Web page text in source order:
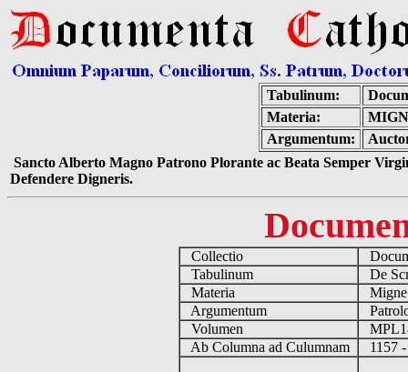
Tabulinum:
Materia:
Argumentum:
Sancto Alberto Magno Patrono Plorante ac Beata Semper
Defendere Digneris.
Collectio
Tabulinum
De
Materia
Argumentum
Volumen
Ab Columna ad Culumnam
1157